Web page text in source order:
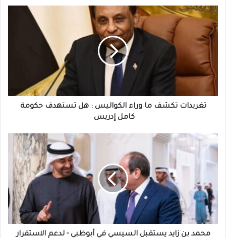
تغريدات
تكشف
ما
وراء
الكواليس
هل
تستهدف
حكومة
كاملتغريدات تكشف ما وراء الكواليس : هل تستهدف حكومة
كامل إدريس
محمد
بن
السيسي
في
أبوظبي
لدعم
الاستقرار
محمد بن زايد يستقبل السيسي في أبوظبي - لدعم الاستقرار